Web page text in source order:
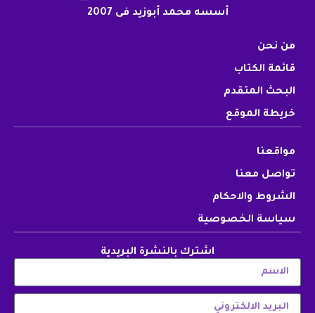
أسسه محمد أبوزيد فى 2007
من نحن
قائمة الكتاب
البحث المتقدم
خريطة الموقع
مواقعنا
تواصل معنا
الشروط والاحكام
سياسة الخصوصية
اشترك بالنشرة البريدية